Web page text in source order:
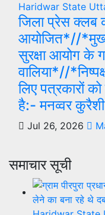
Haridwar State
जिला प्रेस क्लब
आयोजित*//
सुरक्षा आयोग के
वालिया*//
लिए पत्रकारों
है:- मनव्वर कुरैशी
Jul 26, 2026
समाचार सूची